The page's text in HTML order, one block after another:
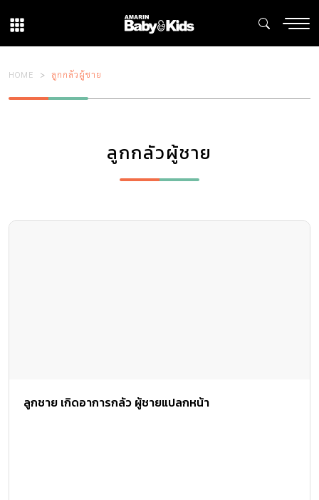
HOME ลูกกลัวผู้ชาย
ลูกกลัวผู้ชาย
ลูกชาย เกิดอาการกลัว ผู้ชายแปลกหน้า